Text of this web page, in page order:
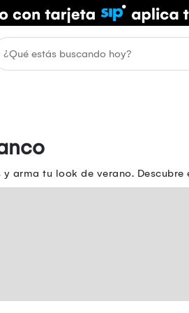
arma tu look de verano.